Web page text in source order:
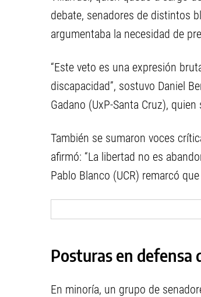
debate, senadores de distintos
argumentaba la necesidad de
“Este veto es una expresión
discapacidad”, sostuvo Daniel
Gadano (UxP-Santa Cruz),
También se sumaron voces
afirmó: “La libertad no es
Pablo Blanco (UCR) remarcó
Posturas en defensa
En minoría, un grupo de